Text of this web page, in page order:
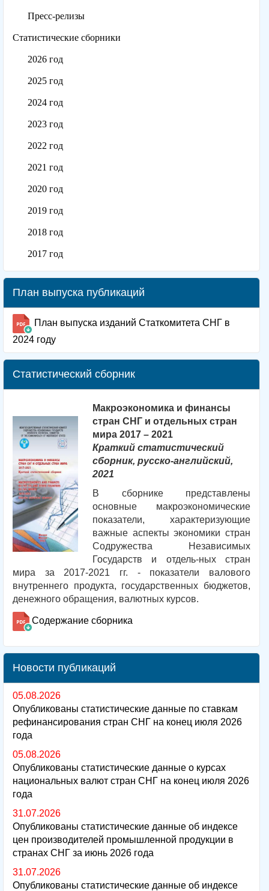
Пресс-релизы
Статистические сборники
2026 год
2025 год
2024 год
2023 год
2022 год
2021 год
2020 год
2019 год
2018 год
2017 год
План выпуска публикаций
План выпуска изданий Статкомитета СНГ в
2024 году
Статистический сборник
Макроэкономика и финансы
стран СНГ и отдельных стран
мира 2017 – 2021
Краткий статистический
сборник, русско-английский,
2021
В сборнике представлены
основные макроэкономические
показатели, характеризующие
важные аспекты экономики стран
Содружества Независимых
Государств и отдель-ных стран
мира за 2017-2021 гг. - показатели валового
внутреннего продукта, государственных бюджетов,
денежного обращения, валютных курсов.
Содержание сборника
Новости публикаций
05.08.2026
Опубликованы статистические данные по ставкам
рефинансирования стран СНГ на конец июля 2026
года
05.08.2026
Опубликованы статистические данные о курсах
национальных валют стран СНГ на конец июля 2026
года
31.07.2026
Опубликованы статистические данные об индексе
цен производителей промышленной продукции в
странах СНГ за июнь 2026 года
31.07.2026
Опубликованы статистические данные об индексе